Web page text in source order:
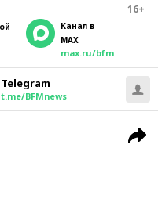
16+
Канал в
MAX
max.ru/bfm
Telegram
t.me/BFMnews